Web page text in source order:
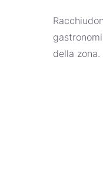
della zona.